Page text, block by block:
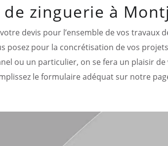
zinguerie à
devis pour l’ensemble de vos travaux
pour la concrétisation de vos
ou un particulier, on se fera un plaisir
le formulaire adéquat sur notre